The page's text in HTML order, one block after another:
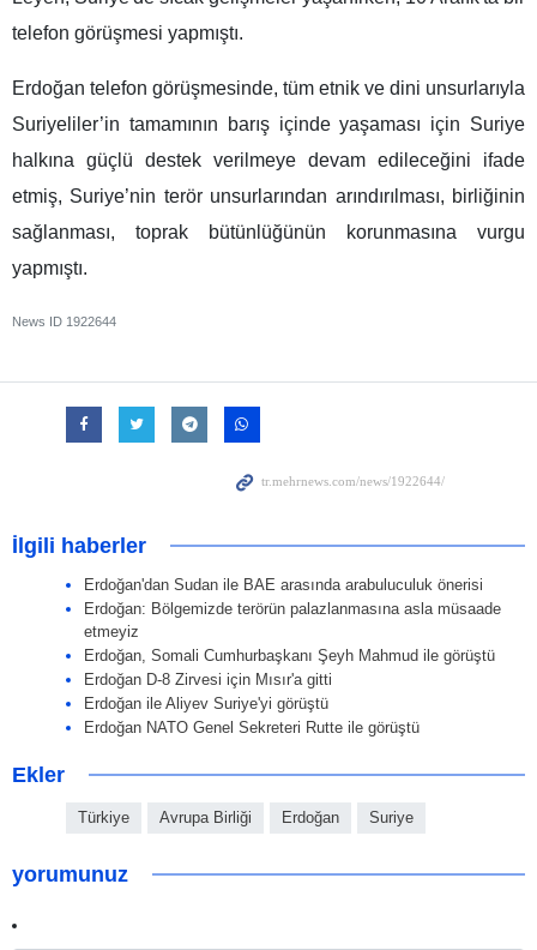
telefon görüşmesi yapmıştı.
Erdoğan telefon görüşmesinde, tüm etnik ve dini unsurlarıyla
Suriyeliler’in tamamının barış içinde yaşaması için Suriye
halkına güçlü destek verilmeye devam edileceğini ifade
etmiş, Suriye’nin terör unsurlarından arındırılması, birliğinin
sağlanması, toprak bütünlüğünün korunmasına vurgu
yapmıştı.
News ID 1922644
İlgili haberler
Erdoğan'dan Sudan ile BAE arasında arabuluculuk önerisi
Erdoğan: Bölgemizde terörün palazlanmasına asla müsaade
etmeyiz
Erdoğan, Somali Cumhurbaşkanı Şeyh Mahmud ile görüştü
Erdoğan D-8 Zirvesi için Mısır'a gitti
Erdoğan ile Aliyev Suriye'yi görüştü
Erdoğan NATO Genel Sekreteri Rutte ile görüştü
Ekler
Türkiye Avrupa Birliği Erdoğan Suriye
yorumunuz